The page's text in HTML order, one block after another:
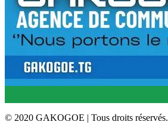
© 2020 GAKOGOE | Tous droits réservés.